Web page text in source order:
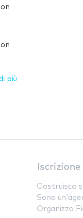
più
Iscrizione
Costruisco
Sono
Organizzo